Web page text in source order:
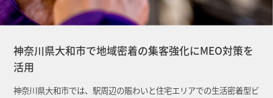
神奈川県大和市で地域密着の集客強化にMEO対策を
活用
神奈川県大和市では、駅周辺の賑わいと住宅エリアでの生活密着型ビ